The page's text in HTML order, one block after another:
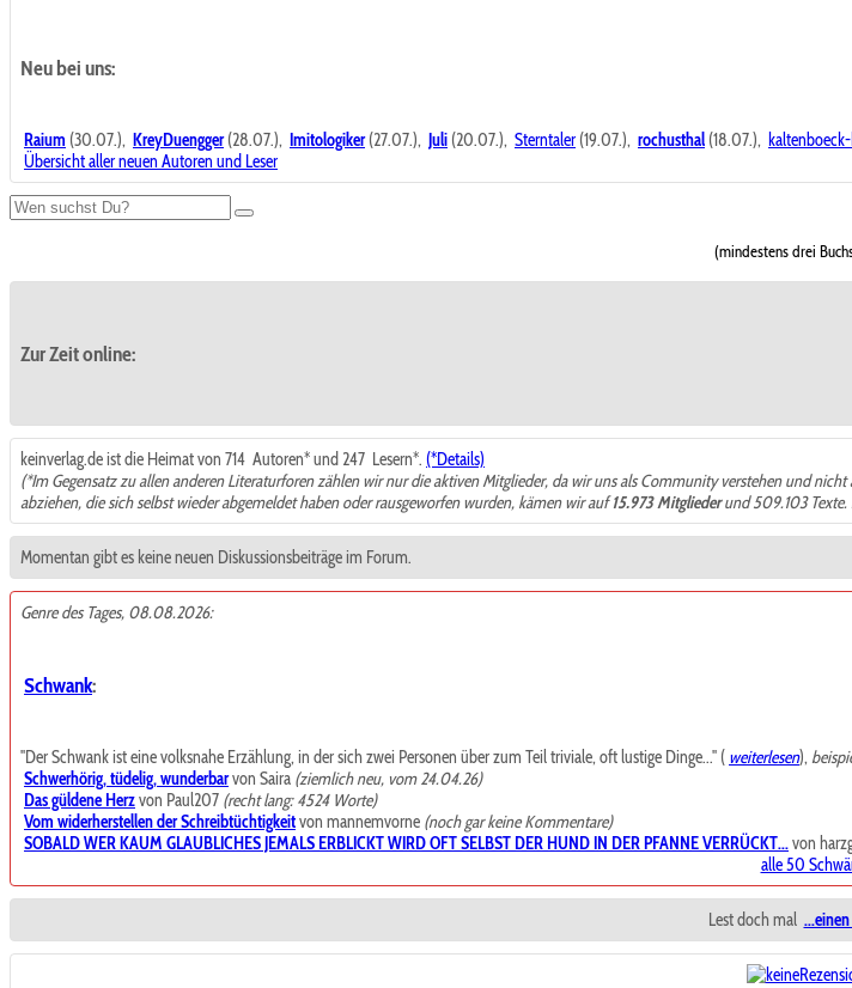
Neu bei uns:
Raium (30.07.), KreyDuengger(28.07.), Imitologiker(27.07.), Juli (20.07.), Sterntaler (19.07.), rochusthal (18.07.),
Übersicht aller neuen Autoren und Leser
(mindestens drei
Zur Zeit online:
keinverlag.de ist die Heimat von 714 Autoren* und 247 Lesern*. (*Details)
(*Im Gegensatz zu allen anderen Literaturforen zählen wir nur die aktiven Mitglieder, da wir uns als Community verstehen und
abziehen, die sich selbst wieder abgemeldet haben oder rausgeworfen wurden, kämen wir auf15.973 Mitgliederund 509.103 Texte.
Momentan gibt es keine neuen Diskussionsbeiträge im Forum.
Genre des Tages, 08.08.2026:
Schwank:
"Der Schwank ist eine volksnahe Erzählung, in der sich zwei Personen über zum Teil triviale, oft lustige Dinge..." ( weiterlesen),
Schwerhörig, tüdelig, wunderbarvon Saira (ziemlich neu, vom 24.04.26)
Das güldene Herzvon Paul207 (recht lang: 4524 Worte)
Vom widerherstellen der Schreibtüchtigkeitvon mannemvorne (noch gar keine Kommentare)
SOBALD WER KAUM GLAUBLICHES JEMALS ERBLICKT WIRD OFT SELBST DER HUND IN DER PFANNE VERRÜCKT...von
alle 50
Lest doch mal